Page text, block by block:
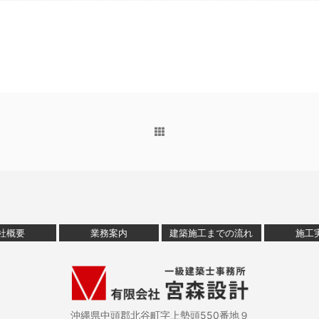
概要 業務案内 建築施工までの流れ 施工
沖縄県中頭郡北谷町字上勢頭550番地９